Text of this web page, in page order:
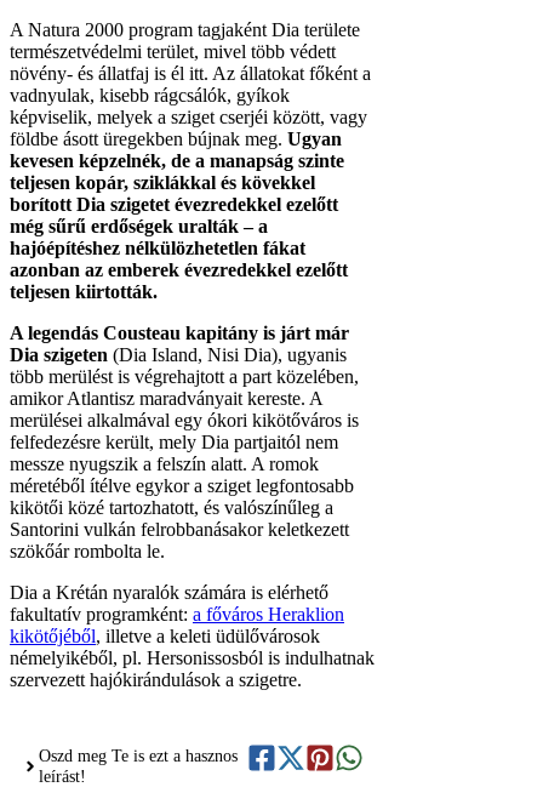
A Natura 2000 program tagjaként Dia területe
természetvédelmi terület, mivel több védett
növény- és állatfaj is él itt. Az állatokat főként a
vadnyulak, kisebb rágcsálók, gyíkok
képviselik, melyek a sziget cserjéi között, vagy
földbe ásott üregekben bújnak meg. Ugyan
kevesen képzelnék, de a manapság szinte
teljesen kopár, sziklákkal és kövekkel
borított Dia szigetet évezredekkel ezelőtt
még sűrű erdőségek uralták – a
hajóépítéshez nélkülözhetetlen fákat
azonban az emberek évezredekkel ezelőtt
teljesen kiirtották.
A legendás Cousteau kapitány is járt már
Dia szigeten (Dia Island, Nisi Dia), ugyanis
több merülést is végrehajtott a part közelében,
amikor Atlantisz maradványait kereste. A
merülései alkalmával egy ókori kikötőváros is
felfedezésre került, mely Dia partjaitól nem
messze nyugszik a felszín alatt. A romok
méretéből ítélve egykor a sziget legfontosabb
kikötői közé tartozhatott, és valószínűleg a
Santorini vulkán felrobbanásakor keletkezett
szökőár rombolta le.
Dia a Krétán nyaralók számára is elérhető
fakultatív programként: a főváros Heraklion
kikötőjéből, illetve a keleti üdülővárosok
némelyikéből, pl. Hersonissosból is indulhatnak
szervezett hajókirándulások a szigetre.
Oszd meg Te is ezt a hasznos
leírást!